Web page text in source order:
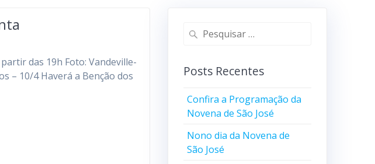
das 19h Foto: Vandeville-
– 10/4 Haverá a Benção dos
Posts Recentes
Confira a Programação da
Novena de São José
Nono dia da Novena de
São José